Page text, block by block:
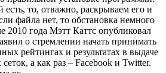
то, отважно, раскрываем его и
файла нет, то обстановка немного
2010 года Мэтт Каттс опубликовал
о стремлении начать принимать
рейтингах и результатах в выдаче
а как раз – Facebook и Twitter.